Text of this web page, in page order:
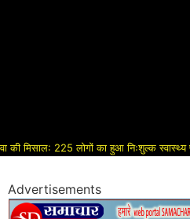
225 लोगों का हुआ निःशुल्क स्वास्थ्य परीक्षण
Advertisements